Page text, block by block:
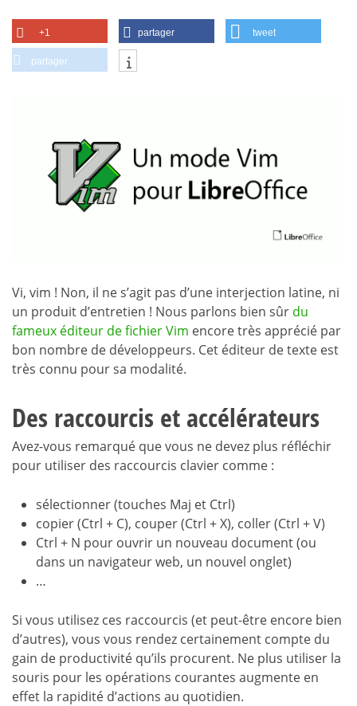
+1 partager tweet
partager
Vi, vim ! Non, il ne s’agit pas d’une interjection latine, ni
un produit d’entretien ! Nous parlons bien sûr du
fameux éditeur de fichier Vim encore très apprécié par
bon nombre de développeurs. Cet éditeur de texte est
très connu pour sa modalité.
Des raccourcis et accélérateurs
Avez-vous remarqué que vous ne devez plus réfléchir
pour utiliser des raccourcis clavier comme :
sélectionner (touches Maj et Ctrl)
copier (Ctrl + C), couper (Ctrl + X), coller (Ctrl + V)
Ctrl + N pour ouvrir un nouveau document (ou
dans un navigateur web, un nouvel onglet)
…
Si vous utilisez ces raccourcis (et peut-être encore bien
d’autres), vous vous rendez certainement compte du
gain de productivité qu’ils procurent. Ne plus utiliser la
souris pour les opérations courantes augmente en
effet la rapidité d’actions au quotidien.